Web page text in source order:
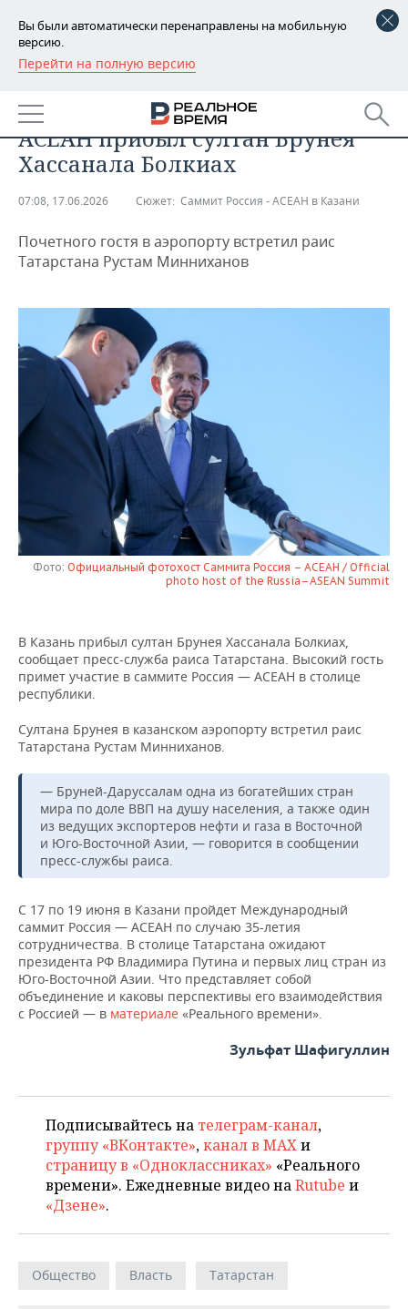
Вы были автоматически перенаправлены на мобильную
версию.
Перейти на полную версию
РЕГИОНЫ
БАШКОРТОСТАН
ТАТАРСТАН
НОВОСТИ
АНАЛИТИКА
ДЕКЛАРАЦИИ О ДОХОДАХ
КОРОЛИ ГОСЗАКАЗА ПФО
ВУЗЫ ТАТАРСТАНА
КОМУ ПРИНАДЛЕЖАТ
ТОРГОВЫЕ ЦЕНТРЫ
ТАТАРСТАНА
НОВОСТИ ЭКОНОМИКИ
ФИНАНСЫ
БЮДЖЕТ
ИНВЕСТИЦИИ
ПРОМЫШЛЕННОСТЬ
НОВОСТИ
АГРОПРОМ
МАШИНОСТРОЕНИЕ
НЕФТЕХИМИЯ
НЕФТЬ
ЭНЕРГЕТИКА
НЕДВИЖИМОСТЬ
НОВОСТИ НЕДВИЖИМОСТИ
НОВОСТИ АВТО
БИЗНЕС
НОВОСТИ БИЗНЕСА
РОЗНИЧНАЯ ТОРГОВЛЯ
ТРАНСПОРТ
УСЛУГИ
ТЕХНОЛОГИИ
НОВОСТИ ТЕХНОЛОГИЙ
МЕДИА
ТЕЛЕКОММУНИКАЦИИ
МЕРОПРИЯТИЯ
НОВОСТИ МЕРОПРИЯТИЙ
ВЫЕЗДНАЯ РЕДАКЦИЯ
БИЗНЕС-БРАНЧИ
ОТКРЫТАЯ ЛЕКЦИЯ
НОВОСТИ СПОРТА
ФУТБОЛ
БАСКЕТБОЛ
ВОЛЕЙБОЛ
КИБЕРСПОРТ
ФИГУРНОЕ КАТАНИЕ
ВОДНЫЕ ВИДЫ СПОРТА
ХОККЕЙ С МЯЧОМ
ОБЩЕСТВО
НОВОСТИ ОБЩЕСТВА
ИНФРАСТРУКТУРА
ИСТОРИЯ
КУЛЬТУРА
МЕДИЦИНА
ОБРАЗОВАНИЕ
ПРОИСШЕСТВИЯ
ФОТОГАЛЕРЕЯ
СПРАВОЧНИК
СПИСОК ПЕРСОН
СПИСОК КОМПАНИЙ
ПОЛНАЯ ВЕРСИЯ
В Казань на саммит Россия —
АСЕАН прибыл султан Брунея
Хассанала Болкиах
07:08, 17.06.2026 Сюжет: Саммит Россия - АСЕАН в Казани
Почетного гостя в аэропорту встретил раис
Татарстана Рустам Минниханов
Фото: Официальный фотохост Саммита Россия – АСЕАН / Official
photo host of the Russia–ASEAN Summit
В Казань прибыл султан Брунея Хассанала Болкиах,
сообщает пресс-служба раиса Татарстана. Высокий гость
примет участие в саммите Россия — АСЕАН в столице
республики.
Султана Брунея в казанском аэропорту встретил раис
Татарстана Рустам Минниханов.
— Бруней-Даруссалам одна из богатейших стран
мира по доле ВВП на душу населения, а также один
из ведущих экспортеров нефти и газа в Восточной
и Юго-Восточной Азии, — говорится в сообщении
пресс-службы раиса.
С 17 по 19 июня в Казани пройдет Международный
саммит Россия — АСЕАН по случаю 35-летия
сотрудничества. В столице Татарстана ожидают
президента РФ Владимира Путина и первых лиц стран из
Юго-Восточной Азии. Что представляет собой
объединение и каковы перспективы его взаимодействия
с Россией — в материале «Реального времени».
Зульфат Шафигуллин
Подписывайтесь на телеграм-канал,
группу «ВКонтакте»,канал в MAXи
страницу в «Одноклассниках» «Реального
времени». Ежедневные видео наRutube и
«Дзене».
Общество Власть Татарстан